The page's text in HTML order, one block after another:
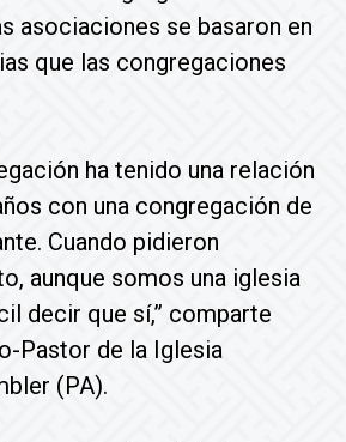
asociaciones se basaron en
que las congregaciones
ha tenido una relación
con una congregación de
Cuando pidieron
aunque somos una iglesia
decir que sí,” comparte
Pastor de la Iglesia
(PA).